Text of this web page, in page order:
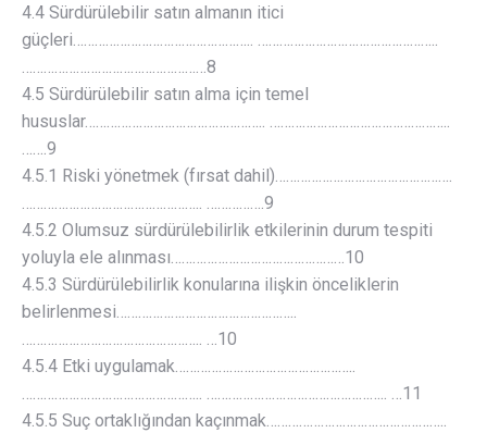
4.4 Sürdürülebilir satın almanın itici
güçleri………………………………………….. …………………………………………..
……………………………………………8
4.5 Sürdürülebilir satın alma için temel
hususlar………………………………………….. …………………………………………..
…….9
4.5.1 Riski yönetmek (fırsat dahil)………………………………………….
………………………………………….. …………….9
4.5.2 Olumsuz sürdürülebilirlik etkilerinin durum tespiti
yoluyla ele alınması…………………………………………10
4.5.3 Sürdürülebilirlik konularına ilişkin önceliklerin
belirlenmesi…………………………………………..
………………………………………….. …10
4.5.4 Etki uygulamak…………………………………………..
………………………………………….. ………………………………………….. …11
4.5.5 Suç ortaklığından kaçınmak…………………………………………..